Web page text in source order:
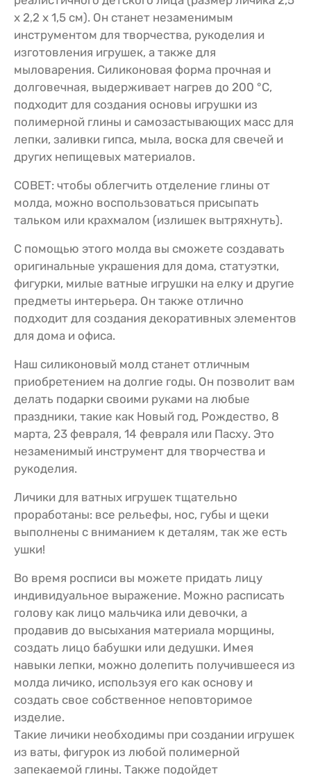
х 2,2 х 1,5 см). Он станет незаменимым
инструментом для творчества, рукоделия и
изготовления игрушек, а также для
мыловарения. Силиконовая форма прочная и
долговечная, выдерживает нагрев до 200 °C,
подходит для создания основы игрушки из
полимерной глины и самозастывающих масс для
лепки, заливки гипса, мыла, воска для свечей и
других непищевых материалов.
СОВЕТ: чтобы облегчить отделение глины от
молда, можно воспользоваться присыпать
тальком или крахмалом (излишек вытряхнуть).
С помощью этого молда вы сможете создавать
оригинальные украшения для дома, статуэтки,
фигурки, милые ватные игрушки на елку и другие
предметы интерьера. Он также отлично
подходит для создания декоративных элементов
для дома и офиса.
Наш силиконовый молд станет отличным
приобретением на долгие годы. Он позволит вам
делать подарки своими руками на любые
праздники, такие как Новый год, Рождество, 8
марта, 23 февраля, 14 февраля или Пасху. Это
незаменимый инструмент для творчества и
рукоделия.
Личики для ватных игрушек тщательно
проработаны: все рельефы, нос, губы и щеки
выполнены с вниманием к деталям, так же есть
ушки!
Во время росписи вы можете придать лицу
индивидуальное выражение. Можно расписать
голову как лицо мальчика или девочки, а
продавив до высыхания материала морщины,
создать лицо бабушки или дедушки. Имея
навыки лепки, можно долепить получившееся из
молда личико, используя его как основу и
создать свое собственное неповторимое
изделие.
Такие личики необходимы при создании игрушек
из ваты, фигурок из любой полимерной
запекаемой глины. Также подойдет